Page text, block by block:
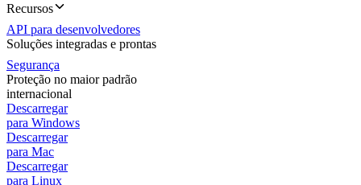
Recursos
API para desenvolvedores
Soluções integradas e prontas
Segurança
Proteção no maior padrão
internacional
Descarregar
para Windows
Descarregar
para Mac
Descarregar
para Linux